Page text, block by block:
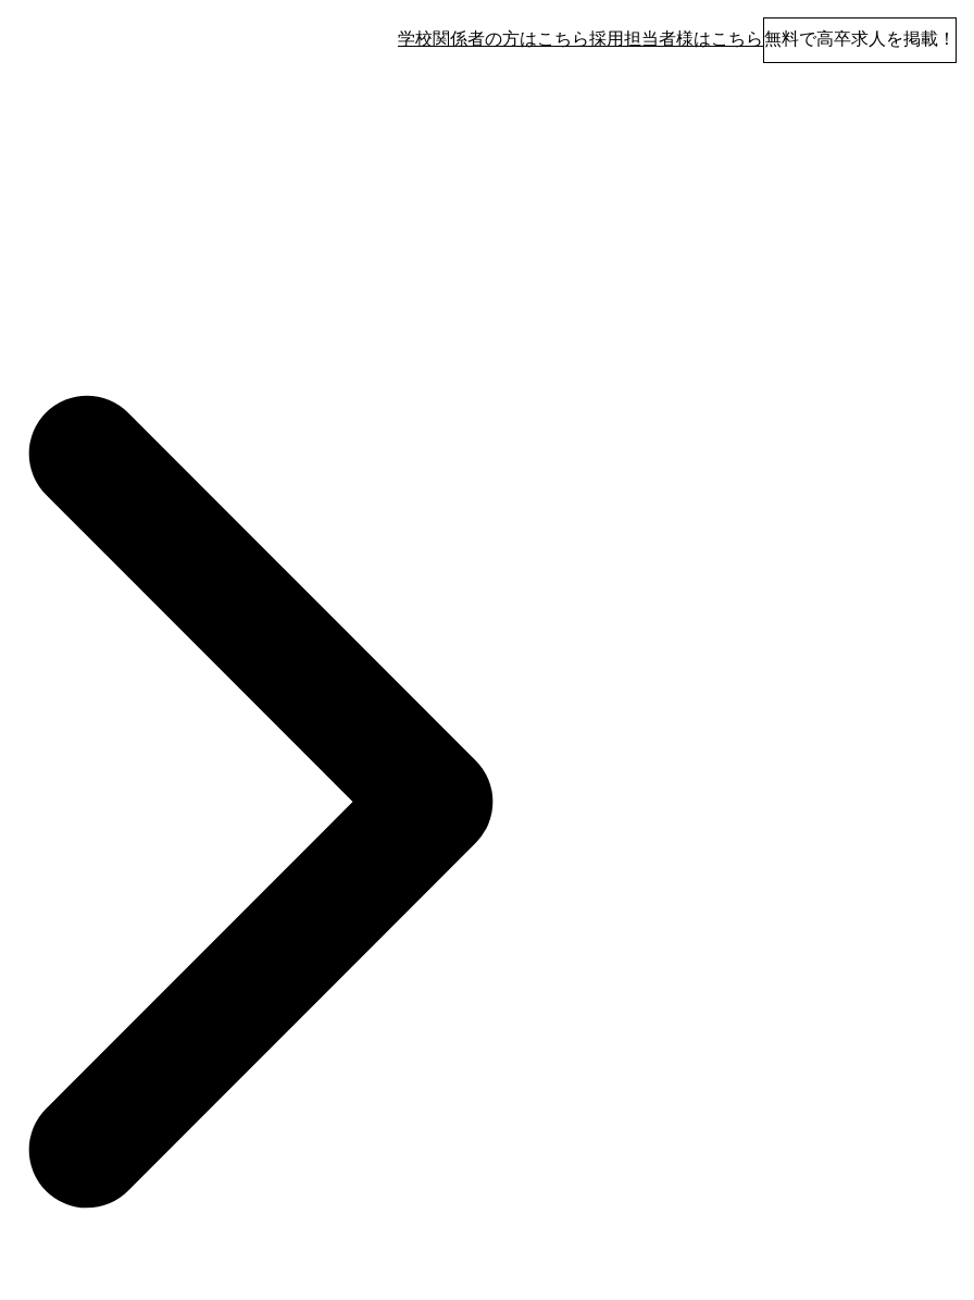
学校関係者の方はこちら採用担当者様はこちら無料で高卒求人を掲載！